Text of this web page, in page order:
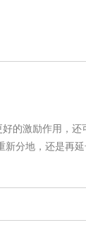
的激励作用，还
新分地，还是再